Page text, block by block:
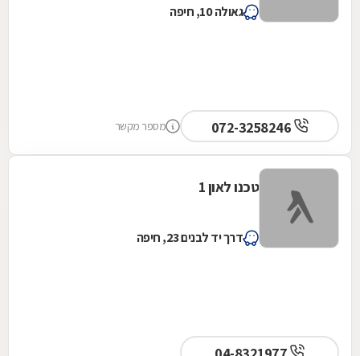
גאולה 10, חיפה
מספר מקשר
טכנו לאון 1
דרך יד לבנים 23, חיפה